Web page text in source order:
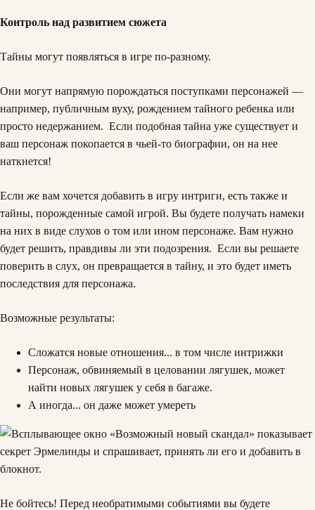
Контроль над развитием сюжета
Тайны могут появляться в игре по-разному.
Они могут напрямую порождаться поступками персонажей —
например, публичным вуху, рождением тайного ребенка или
просто недержанием. Если подобная тайна уже существует и
ваш персонаж покопается в чьей-то биографии, он на нее
наткнется!
Если же вам хочется добавить в игру интриги, есть также и
тайны, порожденные самой игрой. Вы будете получать намеки
на них в виде слухов о том или ином персонаже. Вам нужно
будет решить, правдивы ли эти подозрения. Если вы решаете
поверить в слух, он превращается в тайну, и это будет иметь
последствия для персонажа.
Возможные результаты:
Сложатся новые отношения... в том числе интрижки
Персонаж, обвиняемый в целовании лягушек, может
найти новых лягушек у себя в багаже.
А иногда... он даже может умереть
Не бойтесь! Перед необратимыми событиями вы будете